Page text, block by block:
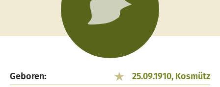
Geboren: 25.09.1910, Kosmütz